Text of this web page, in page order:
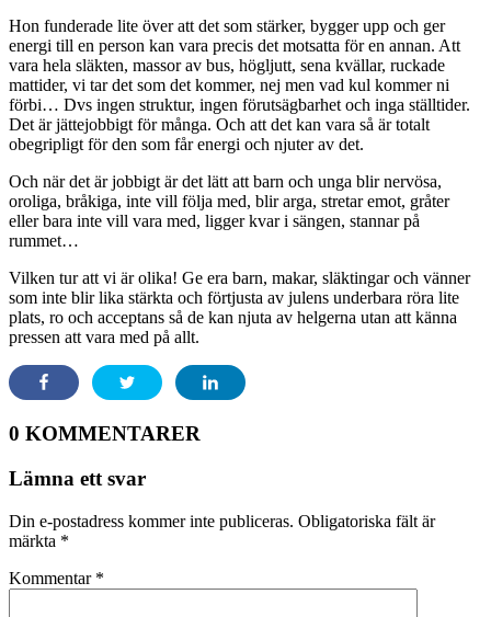
Hon funderade lite över att det som stärker, bygger upp och ger
energi till en person kan vara precis det motsatta för en annan. Att
vara hela släkten, massor av bus, högljutt, sena kvällar, ruckade
mattider, vi tar det som det kommer, nej men vad kul kommer ni
förbi… Dvs ingen struktur, ingen förutsägbarhet och inga ställtider.
Det är jättejobbigt för många. Och att det kan vara så är totalt
obegripligt för den som får energi och njuter av det.
Och när det är jobbigt är det lätt att barn och unga blir nervösa,
oroliga, bråkiga, inte vill följa med, blir arga, stretar emot, gråter
eller bara inte vill vara med, ligger kvar i sängen, stannar på
rummet…
Vilken tur att vi är olika! Ge era barn, makar, släktingar och vänner
som inte blir lika stärkta och förtjusta av julens underbara röra lite
plats, ro och acceptans så de kan njuta av helgerna utan att känna
pressen att vara med på allt.
0 KOMMENTARER
Lämna ett svar
Din e-postadress kommer inte publiceras. Obligatoriska fält är
märkta *
Kommentar *